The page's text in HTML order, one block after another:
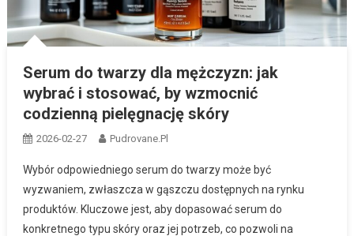
Serum do twarzy dla mężczyzn: jak
wybrać i stosować, by wzmocnić
codzienną pielęgnację skóry
2026-02-27 Pudrovane.pl
Wybór odpowiedniego serum do twarzy może być
wyzwaniem, zwłaszcza w gąszczu dostępnych na rynku
produktów. Kluczowe jest, aby dopasować serum do
konkretnego typu skóry oraz jej potrzeb, co pozwoli na